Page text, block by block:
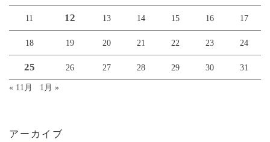
11 12 13 14 15 16 17
18 19 20 21 22 23 24
25 26 27 28 29 30 31
« 11月 1月 »
アーカイブ